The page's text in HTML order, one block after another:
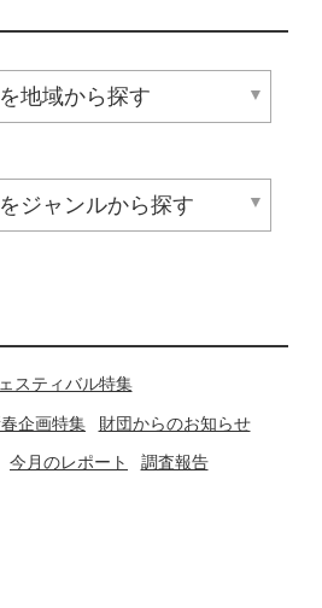
スティバル特集
企画特集 財団からのお知らせ
今月のレポート 調査報告